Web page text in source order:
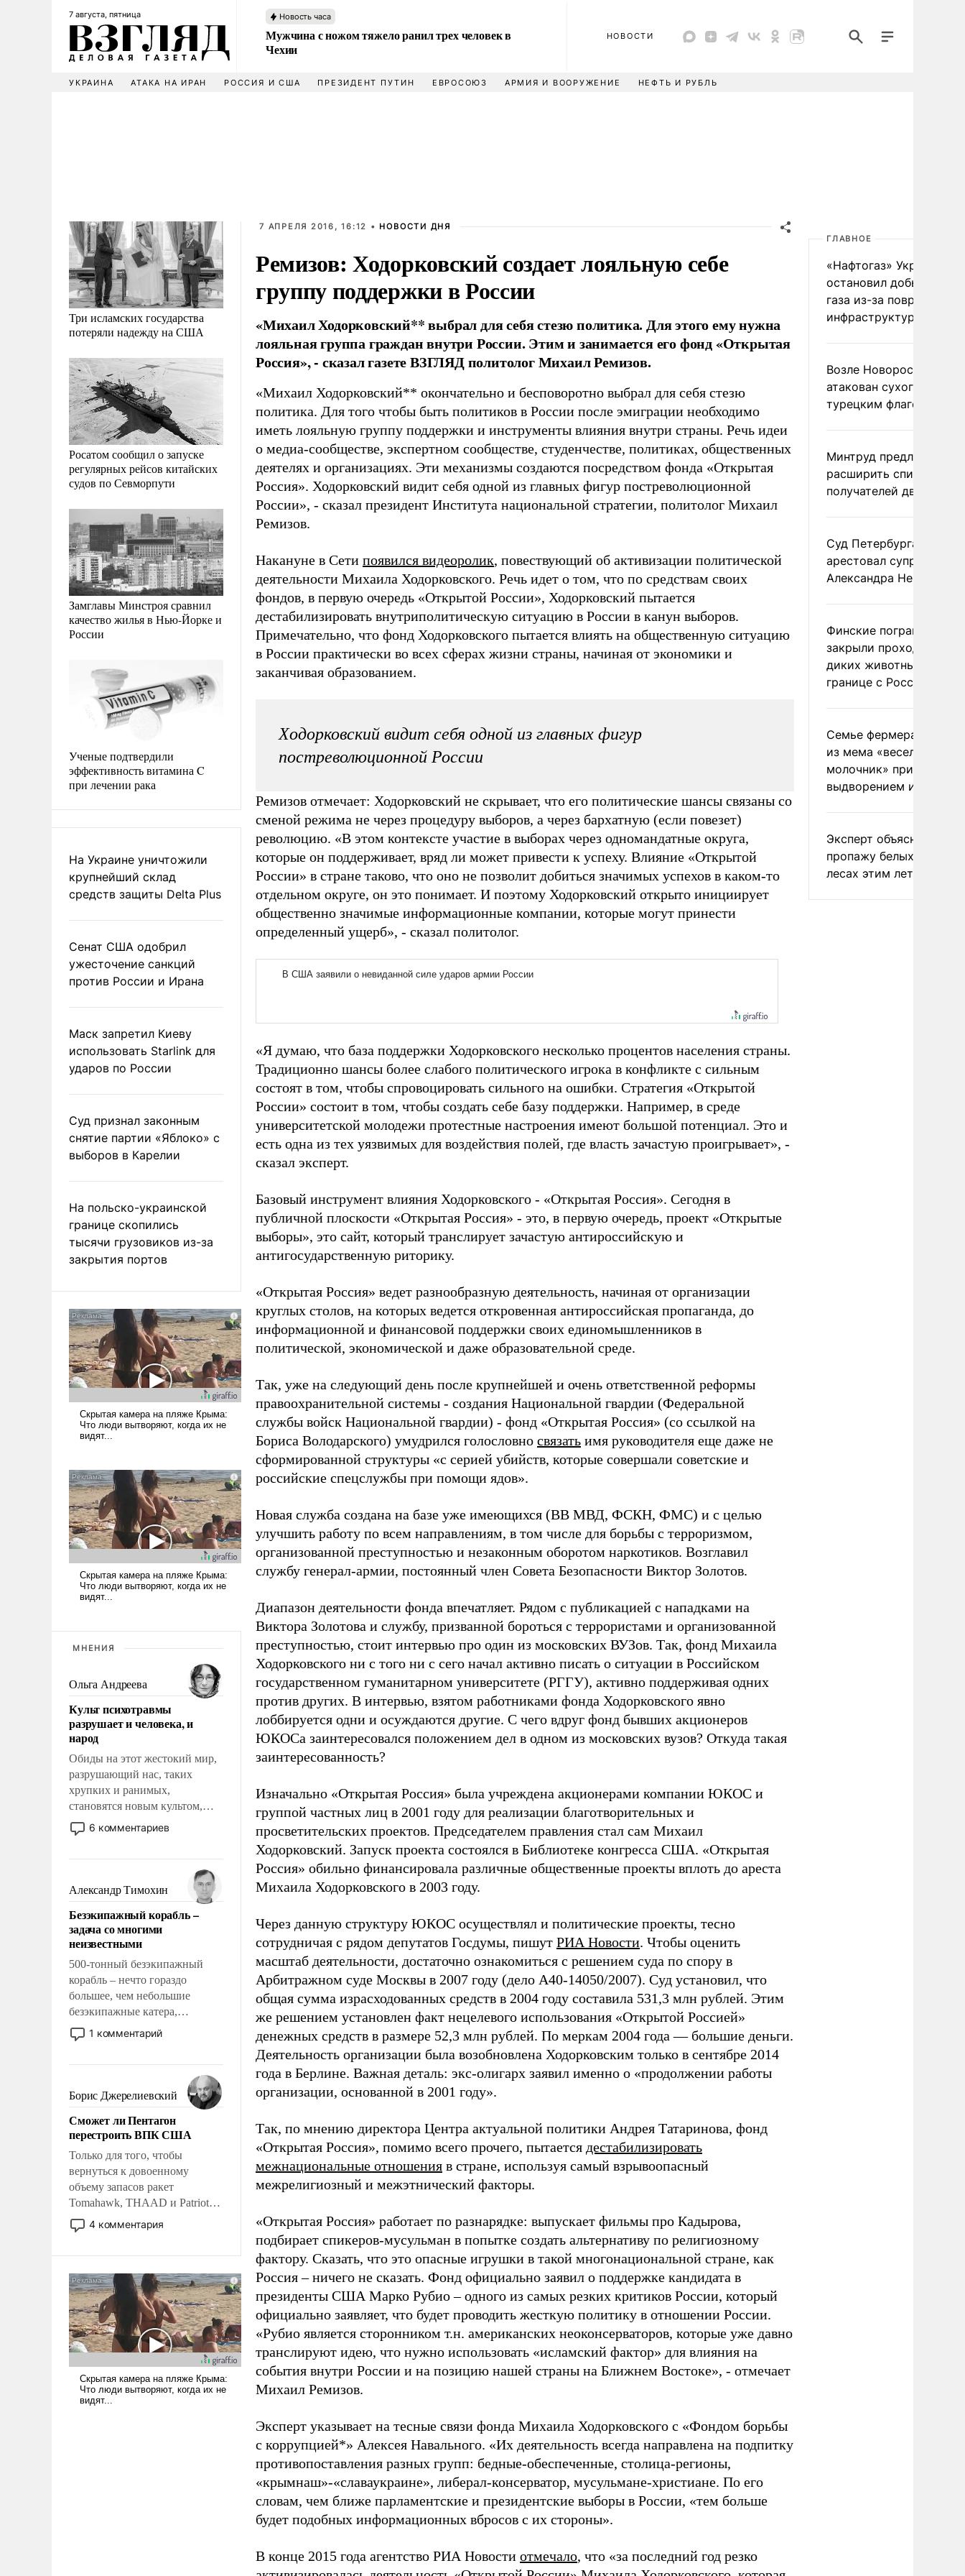
7 августа, пятница Новость часа
Мужчина с ножом тяжело ранил трех человек в
Чехии
НОВОСТИ
УКРАИНА АТАКА НА ИРАН РОССИЯ И США ПРЕЗИДЕНТ ПУТИН ЕВРОСОЮЗ АРМИЯ И ВООРУЖЕНИЕ НЕФТЬ И РУБЛЬ
Три исламских государства
потеряли надежду на США
Росатом сообщил о запуске
регулярных рейсов китайских
судов по Севморпути
Замглавы Минстроя сравнил
качество жилья в Нью-Йорке и
России
Ученые подтвердили
эффективность витамина C
при лечении рака
На Украине уничтожили
крупнейший склад
средств защиты Delta Plus
Сенат США одобрил
ужесточение санкций
против России и Ирана
Маск запретил Киеву
использовать Starlink для
ударов по России
Суд признал законным
снятие партии «Яблоко» с
выборов в Карелии
На польско-украинской
границе скопились
тысячи грузовиков из-за
закрытия портов
МНЕНИЯ
Ольга Андреева
Культ психотравмы
разрушает и человека, и
народ
Обиды на этот жестокий мир,
разрушающий нас, таких
хрупких и ранимых,
становятся новым культом,
постепенно вытесняя и
отменяя традиционное
мужественным и твердым под
ударами судьбы, брать на себя
ответственность, помогать
слабым, идти вперед и
адаптироваться.
6 комментариев
Александр Тимохин
Безэкипажный корабль –
задача со многими
неизвестными
500-тонный безэкипажный
корабль – нечто гораздо
большее, чем небольшие
безэкипажные катера,
применение которых уже
стало обыденностью. Задача по
сложна и амбициозна. Однако
и ее реализация радикально
поднимет наши боевые
возможности.
1 комментарий
Борис Джерелиевский
Сможет ли Пентагон
перестроить ВПК США
Только для того, чтобы
вернуться к довоенному
объему запасов ракет
Tomahawk, THAAD и Patriot
США потребуется более трех
лет. Даже небольшая война с
Сложившаяся ситуация
означает многолетний период
уязвимости США, например,
перед Китаем.
4 комментария
7 АПРЕЛЯ 2016, 16:12 • НОВОСТИ ДНЯ
Ремизов: Ходорковский создает лояльную себе
группу поддержки в России
«Михаил Ходорковский** выбрал для себя стезю политика. Для этого ему нужна
лояльная группа граждан внутри России. Этим и занимается его фонд «Открытая
Россия», - сказал газете ВЗГЛЯД политолог Михаил Ремизов.
«Михаил Ходорковский** окончательно и бесповоротно выбрал для себя стезю
политика. Для того чтобы быть политиков в России после эмиграции необходимо
иметь лояльную группу поддержки и инструменты влияния внутри страны. Речь идеи
о медиа-сообществе, экспертном сообществе, студенчестве, политиках, общественных
деятелях и организациях. Эти механизмы создаются посредством фонда «Открытая
Россия». Ходорковский видит себя одной из главных фигур постреволюционной
России», - сказал президент Института национальной стратегии, политолог Михаил
Ремизов.
Накануне в Сети появился видеоролик, повествующий об активизации политической
деятельности Михаила Ходорковского. Речь идет о том, что по средствам своих
фондов, в первую очередь «Открытой России», Ходорковский пытается
дестабилизировать внутриполитическую ситуацию в России в канун выборов.
Примечательно, что фонд Ходорковского пытается влиять на общественную ситуацию
в России практически во всех сферах жизни страны, начиная от экономики и
заканчивая образованием.
Ходорковский видит себя одной из главных фигур
постреволюционной России
Ремизов отмечает: Ходорковский не скрывает, что его политические шансы связаны со
сменой режима не через процедуру выборов, а через бархатную (если повезет)
революцию. «В этом контексте участие в выборах через одномандатные округа,
которые он поддерживает, вряд ли может привести к успеху. Влияние «Открытой
России» в стране таково, что оно не позволит добиться значимых успехов в каком-то
отдельном округе, он это понимает. И поэтому Ходорковский открыто инициирует
общественно значимые информационные компании, которые могут принести
определенный ущерб», - сказал политолог.
«Я думаю, что база поддержки Ходорковского несколько процентов населения страны.
Традиционно шансы более слабого политического игрока в конфликте с сильным
состоят в том, чтобы спровоцировать сильного на ошибки. Стратегия «Открытой
России» состоит в том, чтобы создать себе базу поддержки. Например, в среде
университетской молодежи протестные настроения имеют большой потенциал. Это и
есть одна из тех уязвимых для воздействия полей, где власть зачастую проигрывает», -
сказал эксперт.
Базовый инструмент влияния Ходорковского - «Открытая Россия». Сегодня в
публичной плоскости «Открытая Россия» - это, в первую очередь, проект «Открытые
выборы», это сайт, который транслирует зачастую антироссийскую и
антигосударственную риторику.
«Открытая Россия» ведет разнообразную деятельность, начиная от организации
круглых столов, на которых ведется откровенная антироссийская пропаганда, до
информационной и финансовой поддержки своих единомышленников в
политической, экономической и даже образовательной среде.
Так, уже на следующий день после крупнейшей и очень ответственной реформы
правоохранительной системы - создания Национальной гвардии (Федеральной
службы войск Национальной гвардии) - фонд «Открытая Россия» (со ссылкой на
Бориса Володарского) умудрился голословно связать имя руководителя еще даже не
сформированной структуры «с серией убийств, которые совершали советские и
российские спецслужбы при помощи ядов».
Новая служба создана на базе уже имеющихся (ВВ МВД, ФСКН, ФМС) и с целью
улучшить работу по всем направлениям, в том числе для борьбы с терроризмом,
организованной преступностью и незаконным оборотом наркотиков. Возглавил
службу генерал-армии, постоянный член Совета Безопасности Виктор Золотов.
Диапазон деятельности фонда впечатляет. Рядом с публикацией с нападками на
Виктора Золотова и службу, призванной бороться с террористами и организованной
преступностью, стоит интервью про один из московских ВУЗов. Так, фонд Михаила
Ходорковского ни с того ни с сего начал активно писать о ситуации в Российском
государственном гуманитарном университете (РГГУ), активно поддерживая одних
против других. В интервью, взятом работниками фонда Ходорковского явно
лоббируется одни и осуждаются другие. С чего вдруг фонд бывших акционеров
ЮКОСа заинтересовался положением дел в одном из московских вузов? Откуда такая
заинтересованность?
Изначально «Открытая Россия» была учреждена акционерами компании ЮКОС и
группой частных лиц в 2001 году для реализации благотворительных и
просветительских проектов. Председателем правления стал сам Михаил
Ходорковский. Запуск проекта состоялся в Библиотеке конгресса США. «Открытая
Россия» обильно финансировала различные общественные проекты вплоть до ареста
Михаила Ходорковского в 2003 году.
Через данную структуру ЮКОС осуществлял и политические проекты, тесно
сотрудничая с рядом депутатов Госдумы, пишут РИА Новости. Чтобы оценить
масштаб деятельности, достаточно ознакомиться с решением суда по спору в
Арбитражном суде Москвы в 2007 году (дело А40-14050/2007). Суд установил, что
общая сумма израсходованных средств в 2004 году составила 531,3 млн рублей. Этим
же решением установлен факт нецелевого использования «Открытой Россией»
денежных средств в размере 52,3 млн рублей. По меркам 2004 года — большие деньги.
Деятельность организации была возобновлена Ходорковским только в сентябре 2014
года в Берлине. Важная деталь: экс-олигарх заявил именно о «продолжении работы
организации, основанной в 2001 году».
Так, по мнению директора Центра актуальной политики Андрея Татаринова, фонд
«Открытая Россия», помимо всего прочего, пытается дестабилизировать
межнациональные отношения в стране, используя самый взрывоопасный
межрелигиозный и межэтнический факторы.
«Открытая Россия» работает по разнарядке: выпускает фильмы про Кадырова,
подбирает спикеров-мусульман в попытке создать альтернативу по религиозному
фактору. Сказать, что это опасные игрушки в такой многонациональной стране, как
Россия – ничего не сказать. Фонд официально заявил о поддержке кандидата в
президенты США Марко Рубио – одного из самых резких критиков России, который
официально заявляет, что будет проводить жесткую политику в отношении России.
«Рубио является сторонником т.н. американских неоконсерваторов, которые уже давно
транслируют идею, что нужно использовать «исламский фактор» для влияния на
события внутри России и на позицию нашей страны на Ближнем Востоке», - отмечает
Михаил Ремизов.
Эксперт указывает на тесные связи фонда Михаила Ходорковского с «Фондом борьбы
с коррупцией*» Алексея Навального. «Их деятельность всегда направлена на подпитку
противопоставления разных групп: бедные-обеспеченные, столица-регионы,
«крымнаш»-«славаукраине», либерал-консерватор, мусульмане-христиане. По его
словам, чем ближе парламентские и президентские выборы в России, «тем больше
будет подобных информационных вбросов с их стороны».
В конце 2015 года агентство РИА Новости отмечало, что «за последний год резко
ГЛАВНОЕ
«Нафтогаз» Украины
остановил добычу
газа из-за повреждения
инфраструктуры
Возле Новороссийска
атакован сухогруз под
турецким флагом
Минтруд предложил
расширить список
получателей двух
Суд Петербурга заочно
арестовал супругу
Александра Невзорова
Финские пограничники
закрыли проходы для
диких животных на
границе с Россией
Семье фермера
из мема «веселый
молочник» пригрозили
выдворением из
Эксперт объяснил
пропажу белых грибов
лесах этим летом